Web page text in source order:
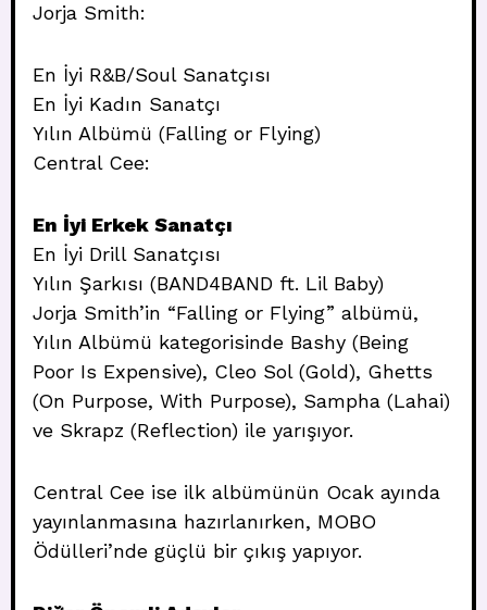
Jorja Smith:
En İyi R&B/Soul Sanatçısı
En İyi Kadın Sanatçı
Yılın Albümü (Falling or Flying)
Central Cee:
En İyi Erkek Sanatçı
En İyi Drill Sanatçısı
Yılın Şarkısı (BAND4BAND ft. Lil Baby)
Jorja Smith’in “Falling or Flying” albümü,
Yılın Albümü kategorisinde Bashy (Being
Poor Is Expensive), Cleo Sol (Gold), Ghetts
(On Purpose, With Purpose), Sampha (Lahai)
ve Skrapz (Reflection) ile yarışıyor.
Central Cee ise ilk albümünün Ocak ayında
yayınlanmasına hazırlanırken, MOBO
Ödülleri’nde güçlü bir çıkış yapıyor.